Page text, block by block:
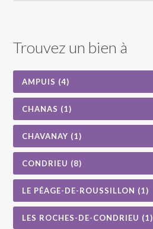
Trouvez un bien à
AMPUIS (4)
CHANAS (1)
CHAVANAY (1)
CONDRIEU (8)
LE PÉAGE-DE-ROUSSILLON (1)
LES ROCHES-DE-CONDRIEU (1)